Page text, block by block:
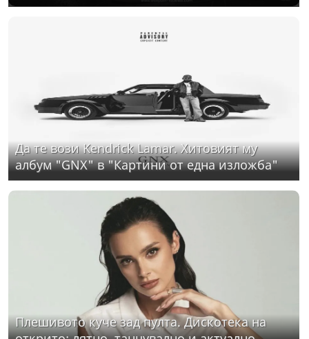
Да те вози Kendrick Lamar. Хитовият му
албум "GNX" в "Картини от една изложба"
Плешивото куче зад пулта. Дискотека на